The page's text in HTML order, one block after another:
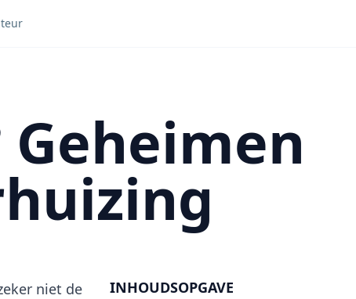
niet de
INHOUDSOPGAVE